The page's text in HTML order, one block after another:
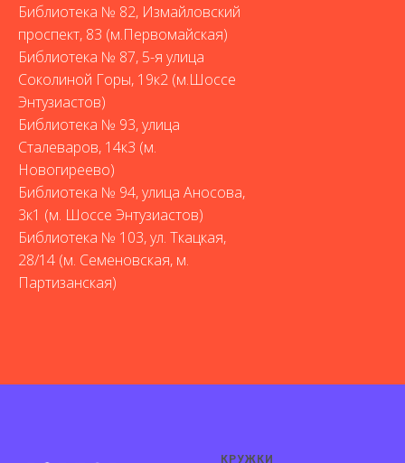
Библиотека № 82, Измайловский
проспект, 83 (м.Первомайская)
Библиотека № 87, 5-я улица
Соколиной Горы, 19к2 (м.Шоссе
Энтузиастов)
Библиотека № 93, улица
Сталеваров, 14к3 (м.
Новогиреево)
Библиотека № 94, улица Аносова,
3к1 (м. Шоссе Энтузиастов)
Библиотека № 103, ул. Ткацкая,
28/14 (м. Семеновская, м.
Партизанская)
КРУЖКИ